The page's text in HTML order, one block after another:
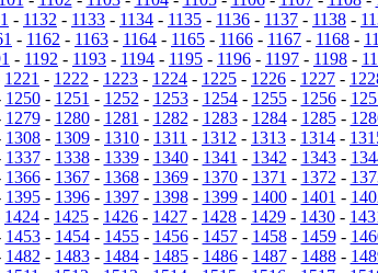
- 1132 - 1133 - 1134 - 1135 - 1136 - 1137 - 1138 -
- 1162 - 1163 - 1164 - 1165 - 1166 - 1167 - 1168 -
- 1192 - 1193 - 1194 - 1195 - 1196 - 1197 - 1198 -
1221 - 1222 - 1223 - 1224 - 1225 - 1226 - 1227 -
1250- 1251 - 1252 - 1253- 1254- 1255- 1256-
1279- 1280- 1281 - 1282 - 1283- 1284- 1285-
1308 - 1309 - 1310 - 1311 - 1312 - 1313 - 1314 -
1337- 1338- 1339- 1340- 1341 - 1342 - 1343-
1366- 1367- 1368- 1369- 1370- 1371 - 1372 -
1395- 1396- 1397- 1398- 1399- 1400- 1401 -
1424 - 1425 - 1426 - 1427 - 1428 - 1429 - 1430 -
1453- 1454- 1455- 1456- 1457- 1458- 1459-
1482 - 1483- 1484- 1485- 1486- 1487- 1488-